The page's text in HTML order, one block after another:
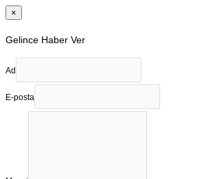
×
Gelince Haber Ver
Ad
E-posta